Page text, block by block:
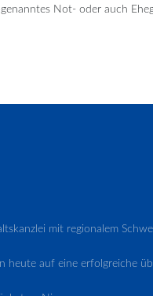
Not- oder auch
mit regionalem
heute auf eine erfolgreiche